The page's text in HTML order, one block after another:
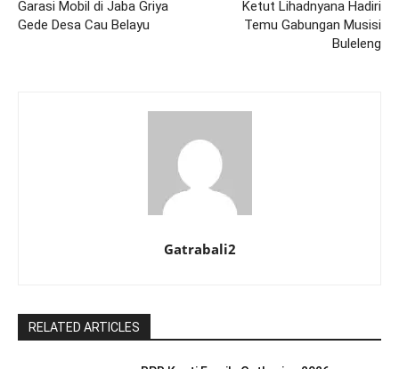
Garasi Mobil di Jaba Griya
Gede Desa Cau Belayu
Ketut Lihadnyana Hadiri
Temu Gabungan Musisi
Buleleng
Gatrabali2
RELATED ARTICLES